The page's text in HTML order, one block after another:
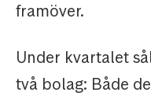
framöver.
Under kvartalet
två bolag: Både